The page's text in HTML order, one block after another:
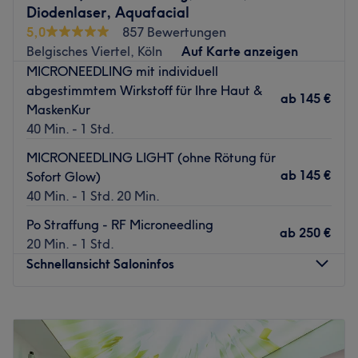
Studio entfernt.
Das Team:
Das Team besteht aus ambitionierten Perfektionisten und
hat jahrelange Expertise. Sie setzen alles daran, dass du
das Studio entspannt und erfrischt wieder verlässt.
Was uns an dem Salon gefällt:
Atmosphäre: Einladend, hell, freundlich.
Expertise: Gesichtsbehandlungen.
Produkte und Produktmarken: Natürliche Inhaltsstoffe,
Naturkosmetik und vegane Produkte.
Haustiere erlaubt, LGBTQIA+ friendly, kinderfrerundlich
und barrierefrei.
Diodenlaser, Aquafacial
5,0
857 Bewertungen
Belgisches Viertel, Köln
Auf Karte anzeigen
MICRONEEDLING mit individuell
abgestimmtem Wirkstoff für Ihre Haut &
MaskenKur
40 Min. - 1 Std.
ab 145 €
MICRONEEDLING LIGHT (ohne Rötung für
Sofort Glow)
40 Min. - 1 Std. 20 Min.
ab 145 €
Po Straffung - RF Microneedling
20 Min. - 1 Std.
ab 250 €
Schnellansicht Saloninfos
Dienstag
08:00
22:30
Mittwoch
08:00–22:30